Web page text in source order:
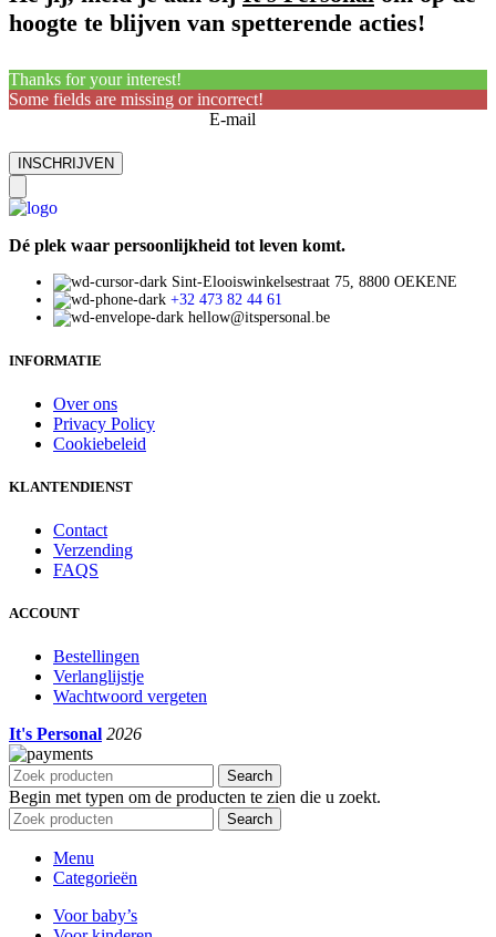
hoogte te blijven van spetterende acties!
Thanks for your interest!
Some fields are missing or incorrect!
E-mail
Dé plek waar persoonlijkheid tot leven komt.
Sint-Elooiswinkelsestraat 75, 8800 OEKENE
+32 473 82 44 61
hellow@itspersonal.be
INFORMATIE
Over ons
Privacy Policy
Cookiebeleid
KLANTENDIENST
Contact
Verzending
FAQS
ACCOUNT
Bestellingen
Verlanglijstje
Wachtwoord vergeten
It's Personal 2026
Search
Begin met typen om de producten te zien die u zoekt.
Search
Menu
Categorieën
Voor baby’s